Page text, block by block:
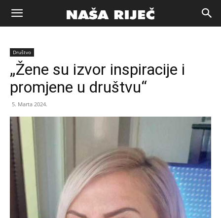
Naša
riječ
Zenica
Društvo
„Žene su izvor inspiracije i
promjene u društvu“
5. Marta 2024.